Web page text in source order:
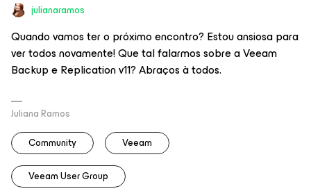
julianaramos
Quando vamos ter o próximo encontro? Estou ansiosa para
ver todos novamente! Que tal falarmos sobre a Veeam
Backup e Replication v11? Abraços à todos.
Juliana Ramos
Community
Veeam
Veeam User Group